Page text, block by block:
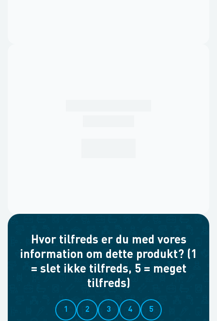
Hvor tilfreds er du med vores
information om dette produkt? (1
= slet ikke tilfreds, 5 = meget
tilfreds)
1 2 3 4 5